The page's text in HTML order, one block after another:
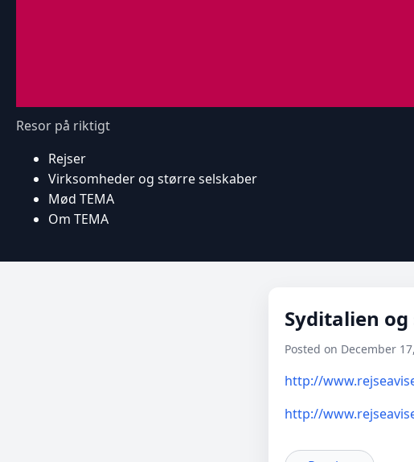
Resor på riktigt
Rejser
Virksomheder og større selskaber
Mød TEMA
Om TEMA
Syditalien
Posted on December
http://
http://